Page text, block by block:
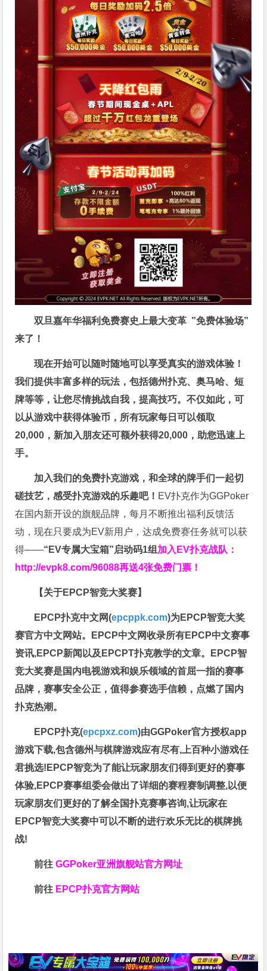
双旦嘉年华福利免费赛史上最大变革 ”免费体验场”
来了！
现在开始可以随时随地可以享受真实的游戏体验！
我们提供丰富多样的玩法，包括德州扑克、奥马哈、短
牌等等，让您尽情挑战自我，提高技巧。不仅如此， 可
以从游戏中获得体验币，所有玩家每日可以领取
20,000，新加入朋友还可额外获得20,000，助您迅速上
手。
加入我们的免费扑克游戏，和全球的牌手们一起切
磋技艺，感受扑克游戏的乐趣吧！ EV扑克作为GGPoker
在国内新开设的旗舰品牌，每月不断推出福利反馈活
动，现在只要成为EV新用户，达成免费赛任务就可以获
得——“EV专属大宝箱”启动码1组加入EV扑克战队：
http://evpk8.com/96088再送4张免费门票！
【关于EPCP智竞大奖赛】
EPCP扑克中文网(epcppk.com)为EPCP智竞大奖
赛官方中文网站。EPCP中文网收录所有EPCP中文赛事
资讯,EPCP新闻以及EPCPT扑克教学的文章。EPCP智
竞大奖赛是国内电视游戏和娱乐领域的首屈一指的赛事
品牌，赛事安全公正，值得参赛选手信赖，点燃了国内
扑克热潮。
EPCP扑克(epcpxz.com)由GGPoker官方授权app
游戏下载,包含德州与棋牌游戏应有尽有,上百种小游戏任
君挑选!EPCP智竞为了能让玩家朋友们得到更好的赛事
体验,EPCP赛事组委会做出了详细的赛程赛制调整,以便
玩家朋友们更好的了解全国扑克赛事咨询,让玩家在
EPCP智竞大奖赛中可以不断的进行欢乐无比的棋牌挑
战!
前往GGPoker亚洲旗舰站官方网址
前往 EPCP扑克官方网站